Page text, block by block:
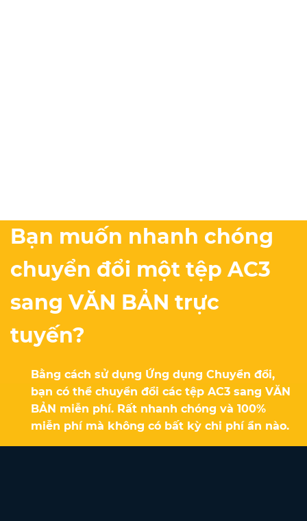
Bạn muốn nhanh chóng
chuyển đổi một tệp AC3
sang VĂN BẢN trực
tuyến?
Bằng cách sử dụng Ứng dụng Chuyển đổi,
bạn có thể chuyển đổi các tệp AC3 sang VĂN
BẢN miễn phí. Rất nhanh chóng và 100%
miễn phí mà không có bất kỳ chi phí ẩn nào.